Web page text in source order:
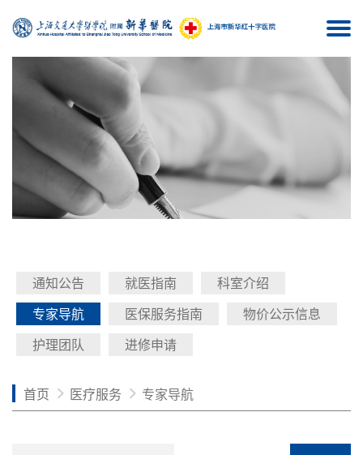
通知公告 就医指南
科室介绍
专家导航
医保服务指南
物价公示信息
护理团队
进修申请
首页 医疗服务 专家导航